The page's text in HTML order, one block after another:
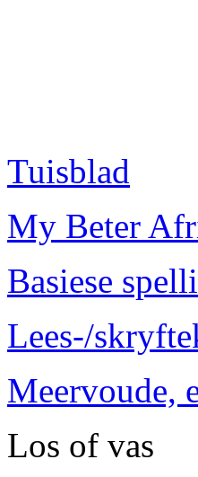
Tuisblad
My Beter
Basiese
Lees-/
Meervoude,
Los of vas